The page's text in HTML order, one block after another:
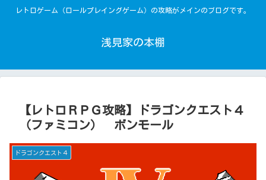
レトロゲーム（ロールプレイングゲーム）の攻略がメインのブログです。
浅見家の本棚
【レトロＲＰＧ攻略】ドラゴンクエスト４
（ファミコン） ボンモール
ドラゴンクエスト４